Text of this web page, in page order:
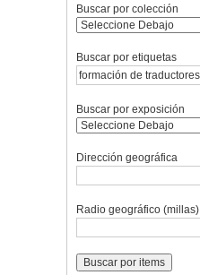
Buscar por colección
Buscar por etiquetas
Buscar por exposición
Dirección geográfica
Radio geográfico (millas)